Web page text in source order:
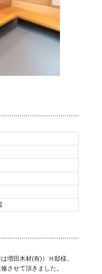
増田木材(有)）Ｈ邸様。
させて頂きました。